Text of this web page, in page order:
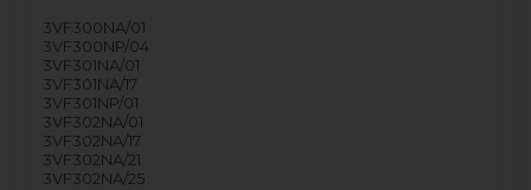
3VF300NA/01
3VF300NP/04
3VF301NA/01
3VF301NA/17
3VF301NP/01
3VF302NA/01
3VF302NA/17
3VF302NA/21
3VF302NA/25